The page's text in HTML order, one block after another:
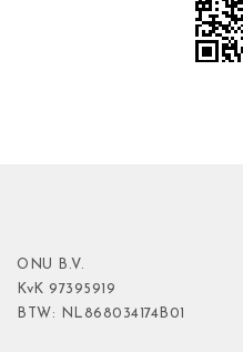
ONU B.V.
KvK 97395919
BTW: NL868034174B01